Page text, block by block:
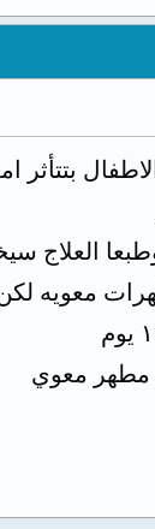
العلاج
معويه
مطهر معوي